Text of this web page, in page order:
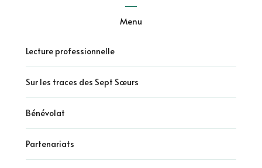
Menu
Lecture professionnelle
Sur les traces des Sept Sœurs
Bénévolat
Partenariats